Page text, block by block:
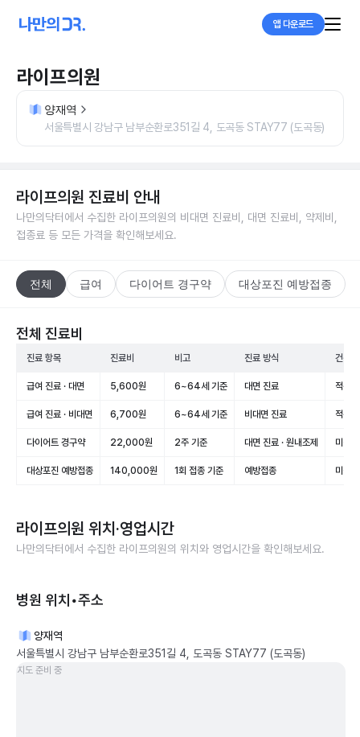
앱 다운로드
라이프의원
양재역
서울특별시 강남구 남부순환로351길 4, 도곡동 STAY77 (도곡동)
라이프의원 진료비 안내
나만의닥터에서 수집한 라이프의원의 비대면 진료비, 대면 진료비, 약제비,
접종료 등 모든 가격을 확인해보세요.
전체 급여 다이어트 경구약 대상포진 예방접종
전체 진료비
진료 항목 진료비 비고 진료 방식 건강
급여 진료 · 대면 5,600원 6~64세 기준 대면 진료 적용(
급여 진료 · 비대면 6,700원 6~64세 기준 비대면 진료 적용(
다이어트 경구약 22,000원 2주 기준 대면 진료 · 원내조제 미적
대상포진 예방접종 140,000원 1회 접종 기준 예방접종 미적
라이프의원 위치·영업시간
나만의닥터에서 수집한 라이프의원의 위치와 영업시간을 확인해보세요.
병원 위치•주소
양재역
서울특별시 강남구 남부순환로351길 4, 도곡동 STAY77 (도곡동)
지도 준비 중